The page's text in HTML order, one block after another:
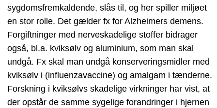
sygdomsfremkaldende, slås til, og her spiller miljøet
en stor rolle. Det gælder fx for Alzheimers demens.
Forgiftninger med nerveskadelige stoffer bidrager
også, bl.a. kviksølv og aluminium, som man skal
undgå. Fx skal man undgå konserveringsmidler med
kviksølv i (influenzavaccine) og amalgam i tænderne.
Forskning i kviksølvs skadelige virkninger har vist, at
der opstår de samme sygelige forandringer i hjernen